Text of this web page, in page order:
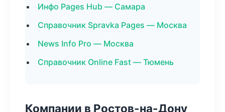
Инфо Pages Hub — Самара
Справочник Spravka Pages — Москва
News Info Pro — Москва
Справочник Online Fast — Тюмень
Компании в Ростов-на-Дону